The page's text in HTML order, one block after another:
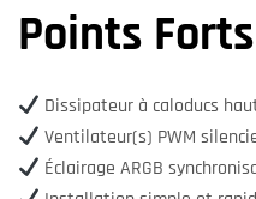
Points Forts
Dissipateur à caloducs
Ventilateur(s) PWM
Éclairage ARGB